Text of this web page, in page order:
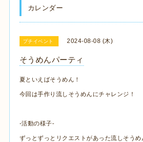
カレンダー
プチイベント 2024-08-08 (木)
そうめんパーティ
夏といえばそうめん！
今回は手作り流しそうめんにチャレンジ！
-活動の様子-
ずっとずっとリクエストがあった流しそうめ